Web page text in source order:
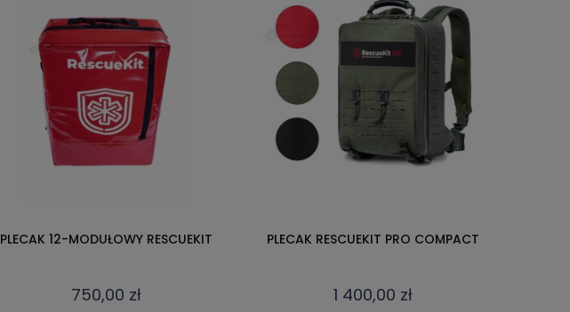
PLECAK 12-MODUŁOWY RESCUEKIT
750,00 zł
PLECAK RESCUEKIT PRO COMPACT
1 400,00 zł